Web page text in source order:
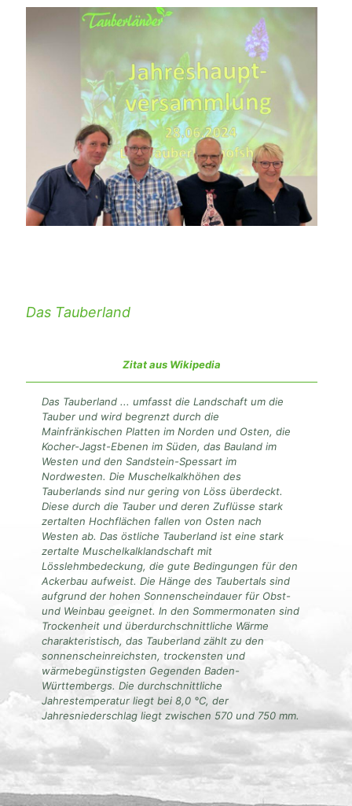
Das Tauberland
Zitat aus Wikipedia
Das Tauberland ... umfasst die Landschaft um die
Tauber und wird begrenzt durch die
Mainfränkischen Platten im Norden und Osten, die
Kocher-Jagst-Ebenen im Süden, das Bauland im
Westen und den Sandstein-Spessart im
Nordwesten. Die Muschelkalkhöhen des
Tauberlands sind nur gering von Löss überdeckt.
Diese durch die Tauber und deren Zuflüsse stark
zertalten Hochflächen fallen von Osten nach
Westen ab. Das östliche Tauberland ist eine stark
zertalte Muschelkalklandschaft mit
Lösslehmbedeckung, die gute Bedingungen für den
Ackerbau aufweist. Die Hänge des Taubertals sind
aufgrund der hohen Sonnenscheindauer für Obst-
und Weinbau geeignet. In den Sommermonaten sind
Trockenheit und überdurchschnittliche Wärme
charakteristisch, das Tauberland zählt zu den
sonnenscheinreichsten, trockensten und
wärmebegünstigsten Gegenden Baden-
Württembergs. Die durchschnittliche
Jahrestemperatur liegt bei 8,0 °C, der
Jahresniederschlag liegt zwischen 570 und 750 mm.